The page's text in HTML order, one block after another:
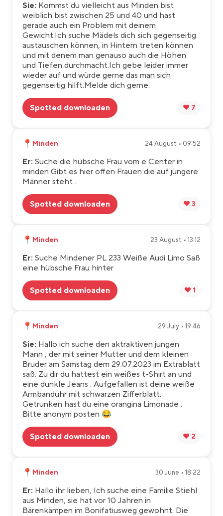
Sie: Kommst du vielleicht aus Minden bist
weiblich bist zwischen 25 und 40 und hast
gerade auch ein Problem mit deinem
Gewicht.Ich suche Mädels dich sich gegenseitig
austauschen können, in Hintern treten können
und mit denem man genauso auch die Höhen
und Tiefen durchmacht.Ich gebe leider immer
wieder auf und würde gerne das man sich
gegenseitig hilft.Melde dich gerne.
Spotted downloaden ❤️ 7
📍 Minden 24 August • 09:52
Er: Suche die hübsche Frau vom e Center in
minden Gibt es hier offen Frauen die auf jüngere
Männer steht .
Spotted downloaden ❤️ 3
📍 Minden 23 August • 13:12
Er: Suche Mindener PL 233 Weiße Audi Limo Saß
eine hübsche Frau hinter
Spotted downloaden ❤️ 1
📍 Minden 29 July • 19:46
Sie: Hallo ich suche den aktraktiven jungen
Mann , der mit seiner Mutter und dem kleinen
Bruder am Samstag dem 29.07.2023 im Extrablatt
saß. Zu dir du hattest ein weißes t-Shirt an und
eine dunkle Jeans . Aufgefallen ist deine weiße
Armbanduhr mit schwarzen Zifferblatt.
Getrunken hast du eine orangina Limonade .
Bitte anonym posten 😂
Spotted downloaden ❤️ 2
📍 Minden 30 June • 18:22
Er: Hallo ihr lieben, Ich suche eine Familie Stiehl
aus Minden, sie hat vor 10 Jahren in
Bärenkämpen im Bonifatiusweg gewohnt. Die